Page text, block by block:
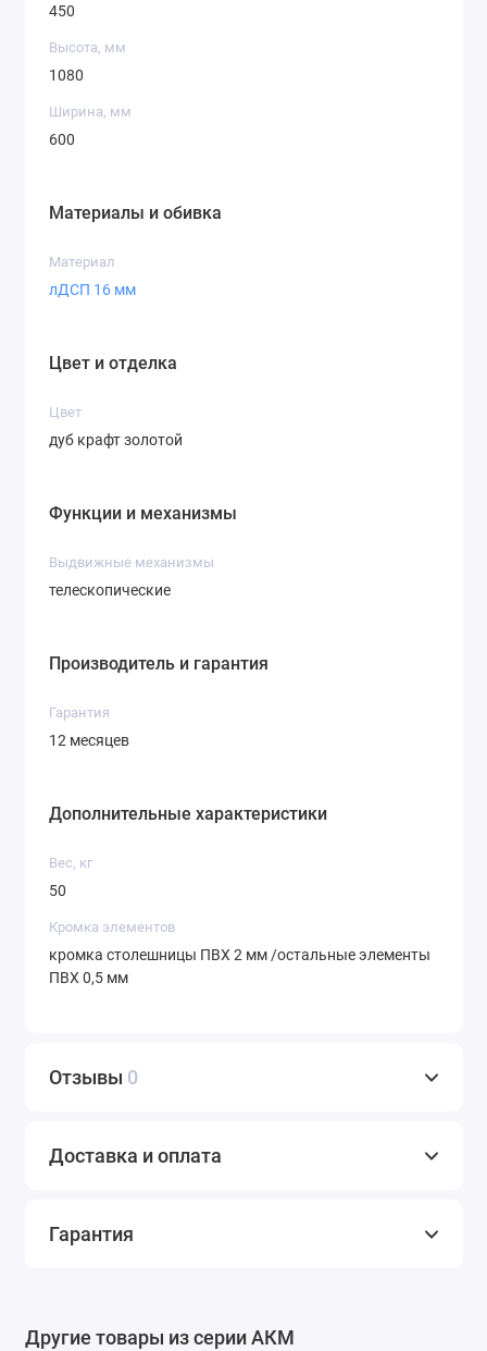
450
Высота, мм
1080
Ширина, мм
600
Материалы и обивка
Материал
лДСП 16 мм
Цвет и отделка
Цвет
дуб крафт золотой
Функции и механизмы
Выдвижные механизмы
телескопические
Производитель и гарантия
Гарантия
12 месяцев
Дополнительные характеристики
Вес, кг
50
Кромка элементов
кромка столешницы ПВХ 2 мм /остальные элементы
ПВХ 0,5 мм
Отзывы 0
Доставка и оплата
Гарантия
Другие товары из серии АКМ